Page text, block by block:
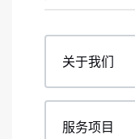
关于我们
服务项目